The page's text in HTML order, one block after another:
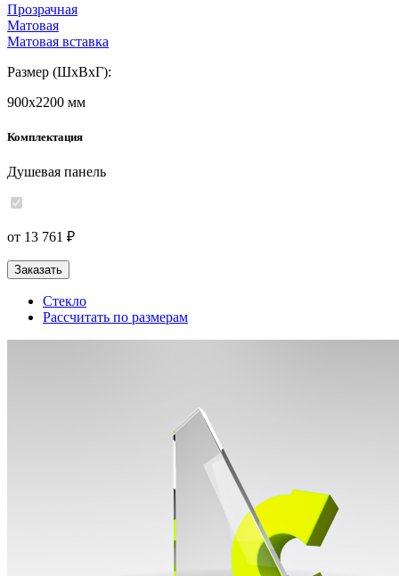
Прозрачная
Матовая
Матовая вставка
Размер (ШxВxГ):
900x2200 мм
Комплектация
Душевая панель
от 13 761 ₽
Заказать
Стекло
Рассчитать по размерам